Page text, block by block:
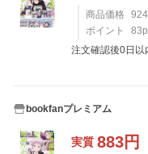
商品価格 924
ポイント
83
注文確認後0日以
bookfanプレミアム
実質 883円